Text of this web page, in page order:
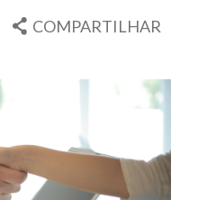
COMPARTILHAR